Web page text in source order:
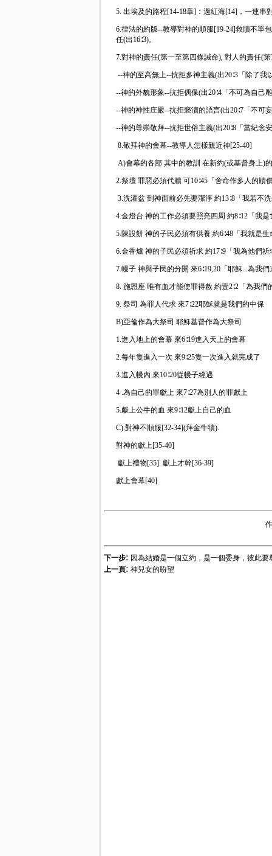
5. 出埃及的路程[14-18章]：過紅海[14]，一連串
6.律法的約版--教導對神的順服[19-24]救贖不單
任(出16∶3)。
7.對神的責任(第一至第四條誡命), 對人的責任
--神的至高無上--抗拒多神主義(出20∶3「除
--神的外貌形象--抗拒偶像(出20∶4「不可為自
--神的神性庄嚴--抗拒褻瀆的語言(出20∶7「不可
--神的尊崇敬拜--抗拒世俗主義(出20∶8「當紀
8.敬拜神的會幕--教導人怎樣親近神[25-40]
A)會幕的各部 其中的教訓 在新約(或基督身
2.祭壇 罪惡必須代贖 可10∶45「舍命作多人
3.洗濯盆 到神面前必先要潔淨 約13∶8「我若
4.金燈台 神的工作必須要照亮四周 約8∶12「
5.陳設餅 神的子民必須有供養 約6∶48「我就
6.金香爐 神的子民必須祈求 約17∶9「我為他
7.幔子 神與子民的分開 來6∶19,20「耶穌...為
8. 施恩座 唯有血才能使罪得赦 約壹2∶2「為
9. 祭司 為罪人代求 來7∶22耶穌就是我們的
B)亞倫作為大祭司 耶穌基督作為大祭司
1.進入地上的會幕 來6∶19進入天上的會幕
2.每年隻進入一次 來9∶25隻一次進入就完成
3.進入幔內 來10∶20從幔子經過
4 .為自己的罪獻上 來7∶27為別人的罪獻上
5.獻上公牛的血 來9∶12獻上自己的血
C).對神不順服[32-34](拜金牛犢).
對神的獻上[35-40]
獻上禮物[35]. 獻上才幹[36-39]
獻上會幕[40]
下一步: 因為結婚是一個立約，是一個委身，彼此要
上一頁: 神兒女的盼望